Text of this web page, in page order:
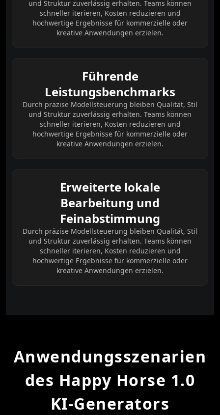
und Struktur zuverlässig erhalten. Teams können
schneller iterieren, Kosten reduzieren und
hochwertige Ergebnisse für kommerzielle oder
kreative Anwendungen erzielen.
Führende
Leistungsbenchmarks
Durch präzise Modellsteuerung bleiben Qualität, Stil
und Struktur zuverlässig erhalten. Teams können
schneller iterieren, Kosten reduzieren und
hochwertige Ergebnisse für kommerzielle oder
kreative Anwendungen erzielen.
Erweiterte lokale
Bearbeitung und
Feinabstimmung
Durch präzise Modellsteuerung bleiben Qualität, Stil
und Struktur zuverlässig erhalten. Teams können
schneller iterieren, Kosten reduzieren und
hochwertige Ergebnisse für kommerzielle oder
kreative Anwendungen erzielen.
Anwendungsszenarien
des Happy Horse 1.0
KI-Generators